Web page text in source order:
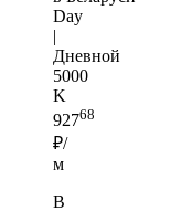
Day
|
Дневной
5000
K
92768
₽/
м
В